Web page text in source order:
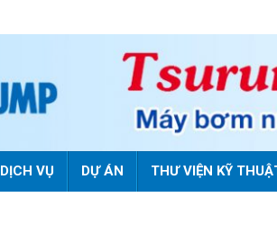
DỊCH VỤ DỰ ÁN THƯ VIỆN KỸ